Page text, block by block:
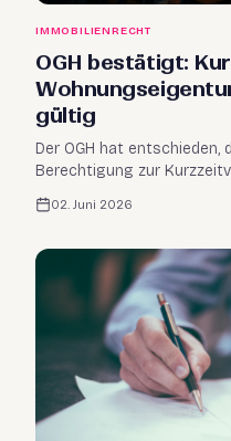
IMMOBILIENRECHT
OGH bestätigt:
gültig
Der OGH hat entschieden,
Berechtigung zur
Baurechtsnovelle 2023
02. Juni 2026